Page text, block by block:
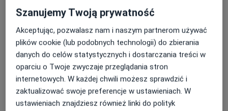
Szczegóły
Nacięcie i drenaż ropnia
Szczegóły Umów wizytę
Konsultacja implantologiczna
Od 200 zł Szczegóły Umów wizytę
Szanujemy Twoją prywatność
Akceptując, pozwalasz nam i naszym partnerom używać
plików cookie (lub podobnych technologii) do zbierania
danych do celów statystycznych i dostarczania treści w
oparciu o Twoje zwyczaje przeglądania stron
internetowych. W każdej chwili możesz sprawdzić i
zaktualizować swoje preferencje w ustawieniach. W
ustawieniach znajdziesz również linki do polityk